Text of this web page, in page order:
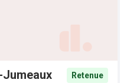
Retenue